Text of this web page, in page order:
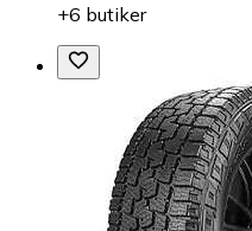
+6 butiker